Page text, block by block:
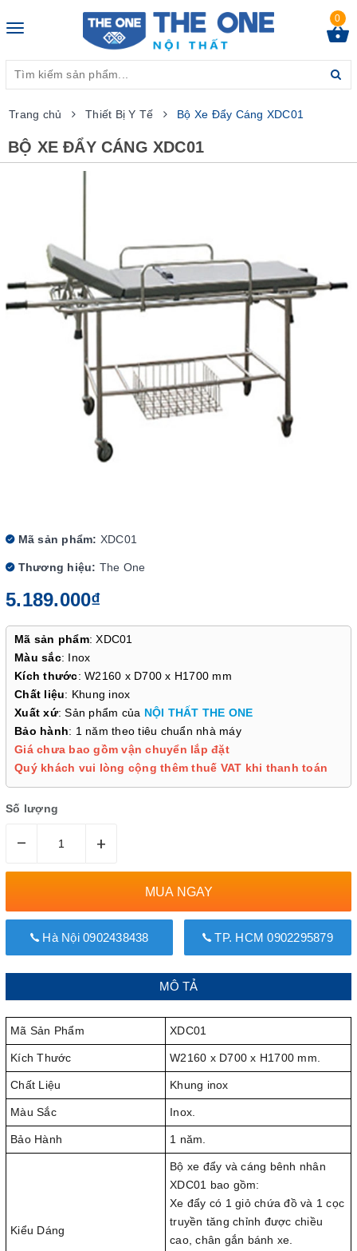
Toggle
0
Trang chủ Thiết Bị Y Tế Bộ Xe Đẩy Cáng XDC01
BỘ XE ĐẨY CÁNG XDC01
Mã sản phẩm: XDC01
Thương hiệu: The One
5.189.000₫
Mã sản phẩm: XDC01
Màu sắc: Inox
Kích thước: W2160 x D700 x H1700 mm
Chất liệu: Khung inox
Xuất xứ: Sản phẩm của NỘI THẤT THE ONE
Bảo hành: 1 năm theo tiêu chuẩn nhà máy
Giá chưa bao gồm vận chuyển lắp đặt
Quý khách vui lòng cộng thêm thuế VAT khi thanh toán
Số lượng
– +
MUA NGAY
Hà Nội 0902438438 TP. HCM 0902295879
MÔ TẢ
Mã Sản Phẩm XDC01
Kích Thước W2160 x D700 x H1700 mm.
Chất Liệu Khung inox
Màu Sắc Inox.
Bảo Hành 1 năm.
Kiểu Dáng
Bộ xe đẩy và cáng bênh nhân
XDC01 bao gồm:
Xe đẩy có 1 giỏ chứa đồ và 1 cọc
truyền tăng chỉnh được chiều
cao, chân gắn bánh xe.